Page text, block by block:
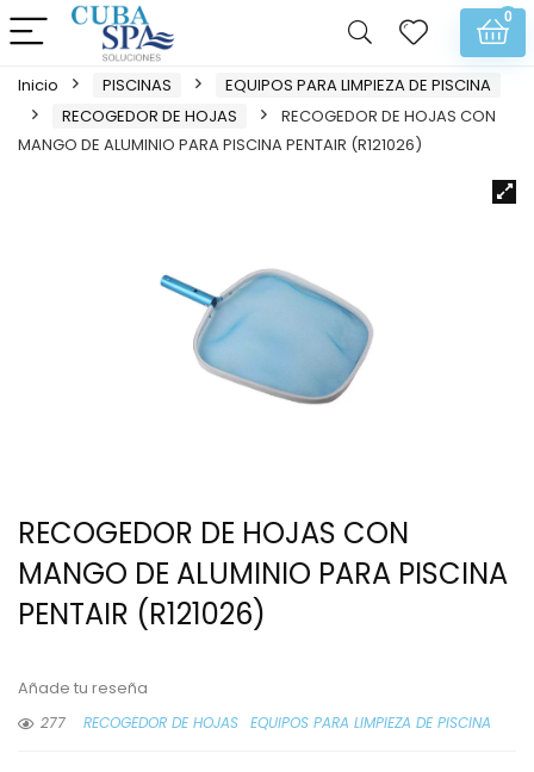
0
Inicio PISCINAS
EQUIPOS PARA LIMPIEZA DE PISCINA
RECOGEDOR DE HOJAS
RECOGEDOR DE HOJAS CON
MANGO DE ALUMINIO PARA PISCINA PENTAIR (R121026)
RECOGEDOR DE HOJAS CON
MANGO DE ALUMINIO PARA PISCINA
PENTAIR (R121026)
Añade tu reseña
277
RECOGEDOR DE HOJAS EQUIPOS PARA LIMPIEZA DE PISCINA